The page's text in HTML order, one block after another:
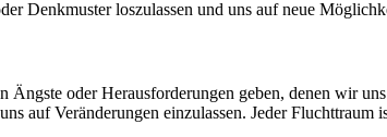
Denkmuster loszulassen und uns auf neue
oder Herausforderungen geben, denen wir
auf Veränderungen einzulassen. Jeder